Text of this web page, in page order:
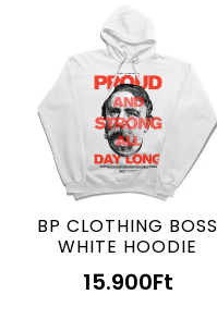
BP CLOTHING BOSS
WHITE HOODIE
15.900Ft